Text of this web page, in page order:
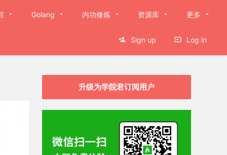
Golang 内功修炼 资源库 更多
Sign up Log in
升级为学院君订阅用户